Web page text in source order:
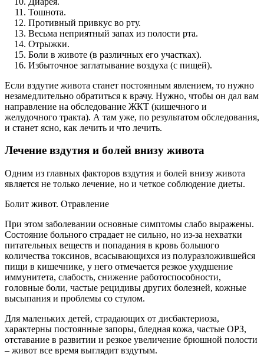
Тошнота.
Противный привкус во рту.
Весьма неприятный запах из полости рта.
Отрыжки.
Боли в животе (в различных его участках).
Избыточное заглатывание воздуха (с пищей).
Если вздутие живота станет постоянным явлением, то нужно
незамедлительно обратиться к врачу. Нужно, чтобы он дал вам
направление на обследование ЖКТ (кишечного и
желудочного тракта). А там уже, по результатом обследования,
и станет ясно, как лечить и что лечить.
Лечение вздутия и болей внизу живота
Одним из главных факторов вздутия и болей внизу живота
является не только лечение, но и четкое соблюдение диеты.
Болит живот. Отравление
При этом заболевании основные симптомы слабо выражены.
Состояние больного страдает не сильно, но из-за нехватки
питательных веществ и попадания в кровь большого
количества токсинов, всасывающихся из полуразложившейся
пищи в кишечнике, у него отмечается резкое ухудшение
иммунитета, слабость, снижение работоспособности,
головные боли, частые рецидивы других болезней, кожные
высыпания и проблемы со стулом.
Для маленьких детей, страдающих от дисбактериоза,
характерны постоянные запоры, бледная кожа, частые ОРЗ,
отставание в развитии и резкое увеличение брюшной полости
– живот все время выглядит вздутым.